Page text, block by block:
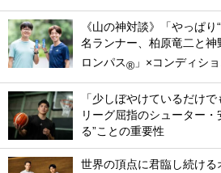
《山の神対談》「やっぱ
名ランナー、柏原竜二と神
ロンパス® 」×コンディシ
「少しぼやけているだけ
リーグ屈指のシューター・
る”ことの重要性
世界の頂点に君臨し続け